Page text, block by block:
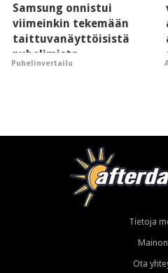
Samsung onnistui
viimeinkin tekemään
taittuvanäyttöisistä
puhelimista
supersuosittuja
Puhelinvertailu
Tietoja
Ota